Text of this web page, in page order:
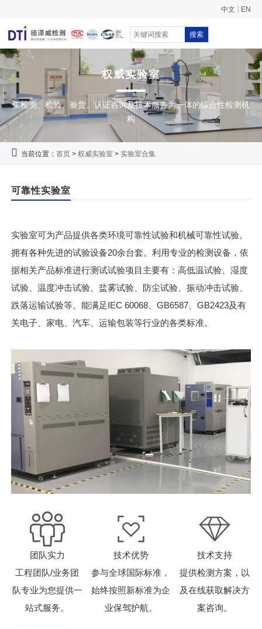
中文 EN
搜索
权威实验室
集检测、检验、验货、认证咨询及技术服务为一体的综合性检测机
构
当前位置：首页 >权威实验室 >实验室合集
可靠性实验室
实验室可为产品提供各类环境可靠性试验和机械可靠性试验。
拥有各种先进的试验设备20余台套。利用专业的检测设备，依
据相关产品标准进行测试试验项目主要有：高低温试验、湿度
试验、温度冲击试验、盐雾试验、防尘试验、振动冲击试验、
跌落运输试验等。能满足IEC 60068、GB6587、GB2423及有
关电子、家电、汽车、运输包装等行业的各类标准。
团队实力 技术优势
技术支持
工程团队/业务团
队专业为您提供一
站式服务。
参与全球国际标准，
始终按照新标准为企
业保驾护航。
提供检测方案，以
及在线获取解决方
案咨询。